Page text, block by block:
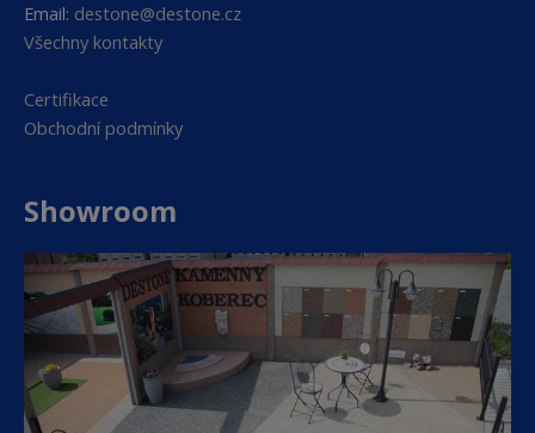
Email: destone@destone.cz
Všechny kontakty
Certifikace
Obchodní podmínky
Showroom